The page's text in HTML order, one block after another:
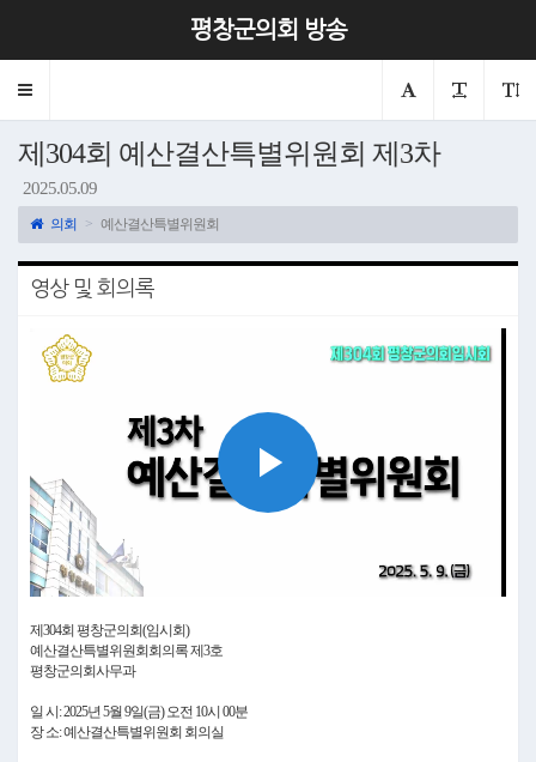
평창군의회 방송
Toggle
제304회 예산결산특별위원회 제3차
2025.05.09
의회 예산결산특별위원회
영상 및 회의록
Play
제304회 평창군의회(임시회)
예산결산특별위원회회의록 제3호
평창군의회사무과
일 시: 2025년 5월 9일(금) 오전 10시 00분
장 소: 예산결산특별위원회 회의실